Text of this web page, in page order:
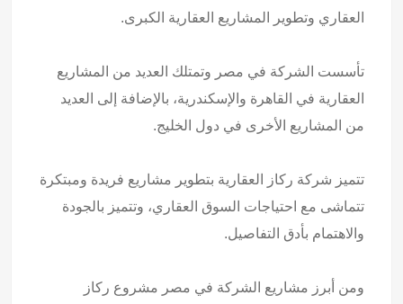
العقاري وتطوير المشاريع العقارية الكبرى.
تأسست الشركة في مصر وتمتلك العديد من المشاريع
العقارية في القاهرة والإسكندرية، بالإضافة إلى العديد
من المشاريع الأخرى في دول الخليج.
تتميز شركة ركاز العقارية بتطوير مشاريع فريدة ومبتكرة
تتماشى مع احتياجات السوق العقاري، وتتميز بالجودة
والاهتمام بأدق التفاصيل.
ومن أبرز مشاريع الشركة في مصر مشروع ركاز